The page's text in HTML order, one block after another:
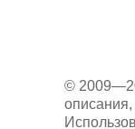
©
описания,